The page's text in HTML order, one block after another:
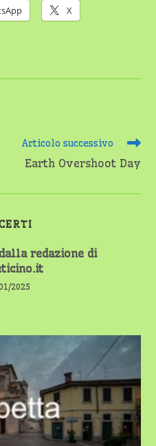
X
Articolo successivo
Earth Overshoot Day
redazione di
2025